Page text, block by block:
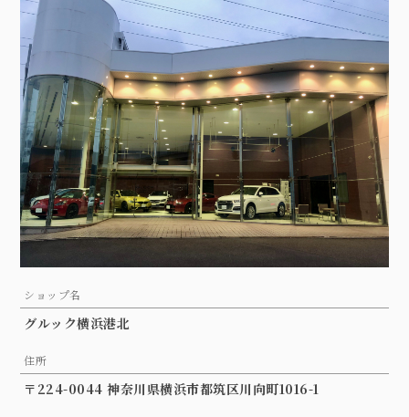
ショップ名
グルック横浜港北
住所
〒224-0044 神奈川県横浜市都筑区川向町1016-1